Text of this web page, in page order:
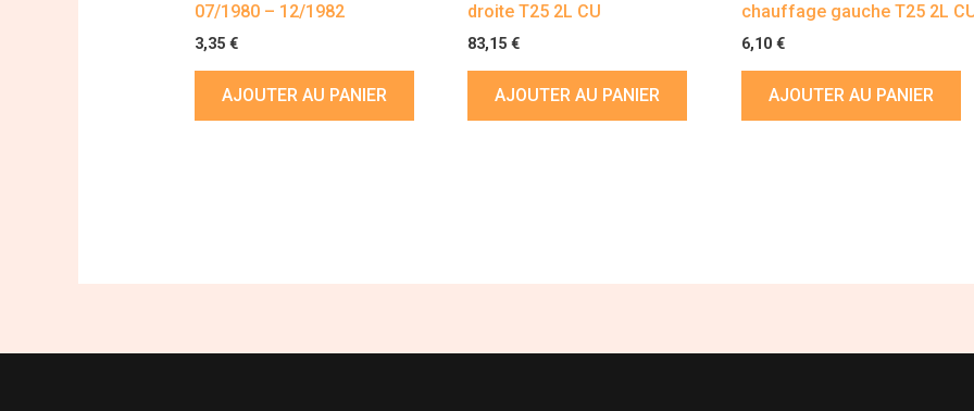
07/1980 – 12/1982
3,35 €
AJOUTER AU PANIER
droite T25 2L CU
83,15€
AJOUTER AU PANIER
chauffage gauche T25 2L
6,10 €
AJOUTER AU PANIER